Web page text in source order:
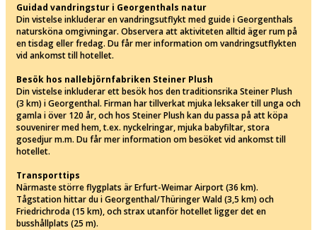
Guidad vandringstur i Georgenthals natur
Din vistelse inkluderar en vandringsutflykt med guide i Georgenthals
natursköna omgivningar. Observera att aktiviteten alltid äger rum på
en tisdag eller fredag. Du får mer information om vandringsutflykten
vid ankomst till hotellet.
Besök hos nallebjörnfabriken Steiner Plush
Din vistelse inkluderar ett besök hos den traditionsrika Steiner Plush
(3 km) i Georgenthal. Firman har tillverkat mjuka leksaker till unga och
gamla i över 120 år, och hos Steiner Plush kan du passa på att köpa
souvenirer med hem, t.ex. nyckelringar, mjuka babyfiltar, stora
gosedjur m.m. Du får mer information om besöket vid ankomst till
hotellet.
Transporttips
Närmaste större flygplats är Erfurt-Weimar Airport (36 km).
Tågstation hittar du i Georgenthal/Thüringer Wald (3,5 km) och
Friedrichroda (15 km), och strax utanför hotellet ligger det en
busshållplats (25 m).